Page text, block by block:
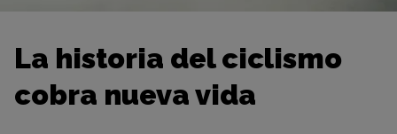
La historia del ciclismo
cobra nueva vida